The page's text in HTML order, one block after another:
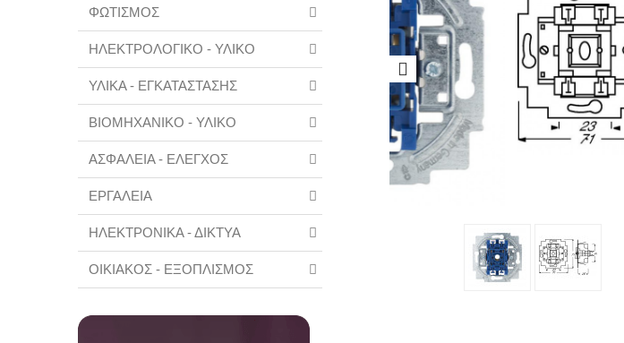
ΦΩΤΙΣΜΟΣ
ΗΛΕΚΤΡΟΛΟΓΙΚΟ - ΥΛΙΚΟ
ΥΛΙΚΑ - ΕΓΚΑΤΑΣΤΑΣΗΣ
ΒΙΟΜΗΧΑΝΙΚΟ - ΥΛΙΚΟ
ΑΣΦΑΛΕΙΑ - ΕΛΕΓΧΟΣ
ΕΡΓΑΛΕΙΑ
ΗΛΕΚΤΡΟΝΙΚΑ - ΔΙΚΤΥΑ
ΟΙΚΙΑΚΟΣ - ΕΞΟΠΛΙΣΜΟΣ